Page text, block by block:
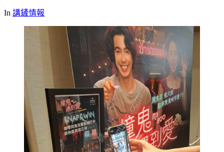
In 講鏟情報